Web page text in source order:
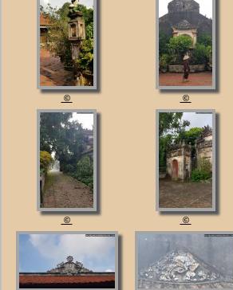
© ©
© ©